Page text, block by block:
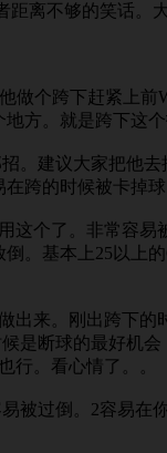
距离不够的笑话。
做个跨下赶紧上前
方。就是跨下这
。建议大家把他
跨的时候被卡掉球
这个了。非常容易
。基本上25以上
出来。刚出跨下的
是断球的最好机会
行。看心情了。。
被过倒。2容易在